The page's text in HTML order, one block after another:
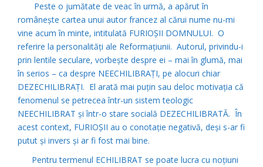
Peste o jumătate de veac în urmă, a apărut în
româneşte cartea unui autor francez al cărui nume nu-mi
vine acum în minte, intitulată FURIOŞII DOMNULUI. O
referire la personalităţi ale Reformaţiunii. Autorul, privindu-i
prin lentile seculare, vorbeşte despre ei – mai în glumă, mai
în serios – ca despre NEECHILIBRAŢI, pe alocuri chiar
DEZECHILIBRAŢI. El arată mai puţin sau deloc motivaţia că
fenomenul se petrecea într-un sistem teologic
NEECHILIBRAT şi într-o stare socială DEZECHILIBRATĂ. În
acest context, FURIOŞII au o conotaţie negativă, deşi s-ar fi
putut şi invers şi ar fi fost mai bine.
Pentru termenul ECHILIBRAT se poate lucra cu noţiuni